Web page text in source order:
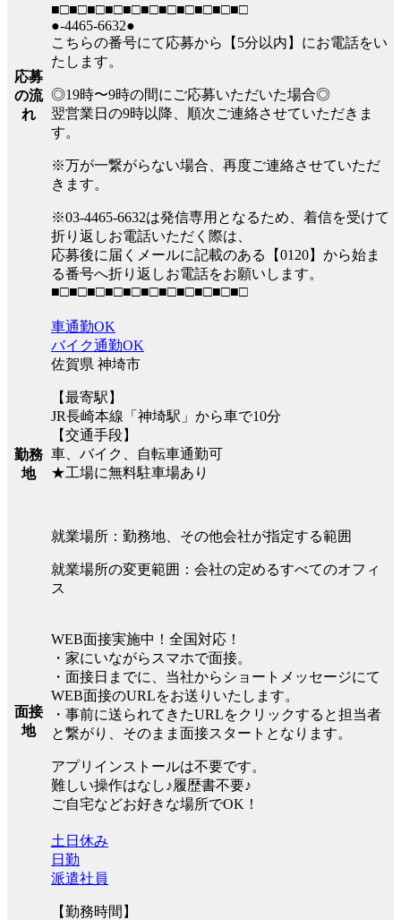
応募
の流
れ
■□■□■□■□■□■□■□■□■□■□■□
●-4465-6632●
こちらの番号にて応募から【5分以内】にお電話をい
たします。
◎19時〜9時の間にご応募いただいた場合◎
翌営業日の9時以降、順次ご連絡させていただきま
す。
※万が一繋がらない場合、再度ご連絡させていただ
きます。
※03-4465-6632は発信専用となるため、着信を受けて
折り返しお電話いただく際は、
応募後に届くメールに記載のある【0120】から始ま
る番号へ折り返しお電話をお願いします。
■□■□■□■□■□■□■□■□■□■□■□
勤務
地
車通勤OK
バイク通勤OK
佐賀県 神埼市
【最寄駅】
JR長崎本線「神埼駅」から車で10分
【交通手段】
車、バイク、自転車通勤可
★工場に無料駐車場あり
就業場所：勤務地、その他会社が指定する範囲
就業場所の変更範囲：会社の定めるすべてのオフィ
ス
面接
地
WEB面接実施中！全国対応！
・家にいながらスマホで面接。
・面接日までに、当社からショートメッセージにて
WEB面接のURLをお送りいたします。
・事前に送られてきたURLをクリックすると担当者
と繋がり、そのまま面接スタートとなります。
アプリインストールは不要です。
難しい操作はなし♪履歴書不要♪
ご自宅などお好きな場所でOK！
土日休み
日勤
派遣社員
【勤務時間】